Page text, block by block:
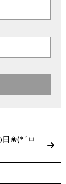
日❀(*´ㅂ